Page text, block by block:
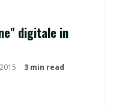
digitale in
3 min read